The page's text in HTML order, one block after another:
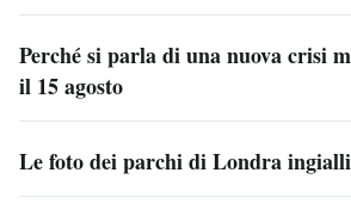
Perché si parla di una nuova crisi
il 15 agosto
Le foto dei parchi di Londra